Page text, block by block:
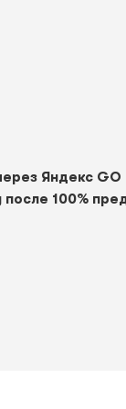
Яндекс GO
после 100%